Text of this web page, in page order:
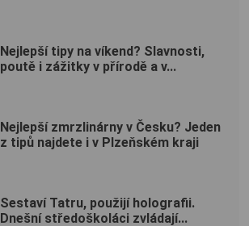
Nejlepší tipy na víkend? Slavnosti,
poutě i zážitky v přírodě a v...
Nejlepší zmrzlinárny v Česku? Jeden
z tipů najdete i v Plzeňském kraji
Sestaví Tatru, použijí holografii.
Dnešní středoškoláci zvládají...